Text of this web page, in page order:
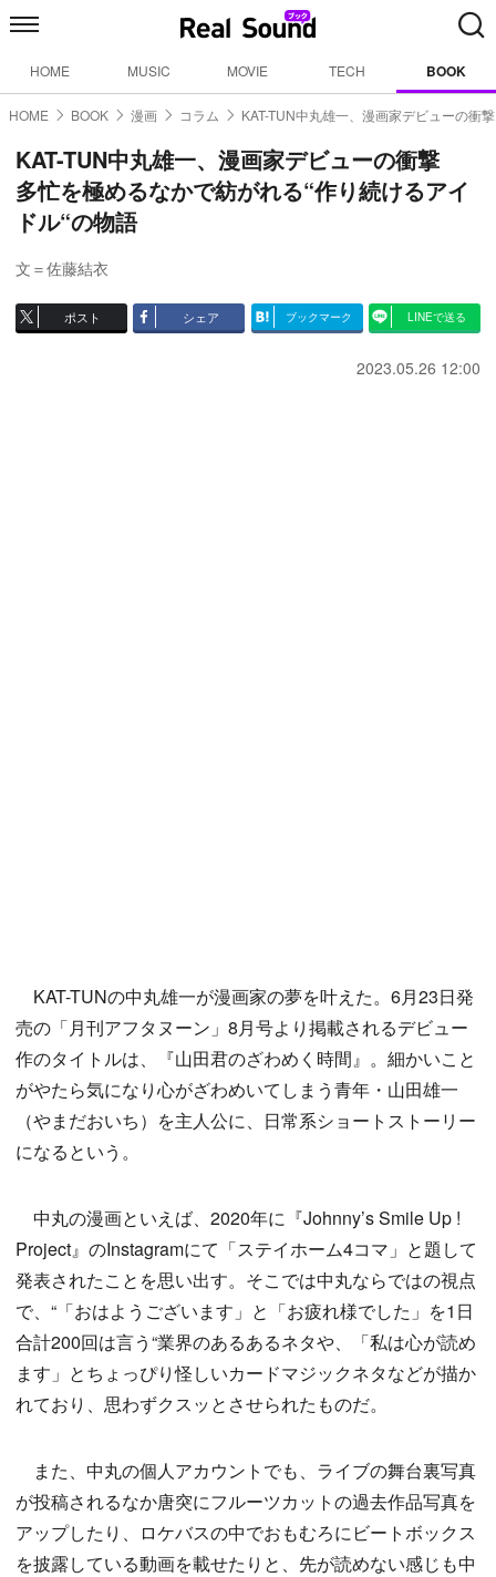
HOME MUSIC MOVIE TECH BOOK
HOME BOOK 漫画 コラム KAT-TUN中丸雄一、漫画家デビューの衝撃
KAT-TUN中丸雄一、漫画家デビューの衝撃
多忙を極めるなかで紡がれる“作り続けるアイ
ドル“の物語
文＝佐藤結衣
ポスト シェア ブックマーク LINEで送る
2023.05.26 12:00
KAT-TUNの中丸雄一が漫画家の夢を叶えた。6月23日発
売の「月刊アフタヌーン」8月号より掲載されるデビュー
作のタイトルは、『山田君のざわめく時間』。細かいこと
がやたら気になり心がざわめいてしまう青年・山田雄一
（やまだおいち）を主人公に、日常系ショートストーリー
になるという。
中丸の漫画といえば、2020年に『Johnny’s Smile Up !
Project』のInstagramにて「ステイホーム4コマ」と題して
発表されたことを思い出す。そこでは中丸ならではの視点
で、“「おはようございます」と「お疲れ様でした」を1日
合計200回は言う“業界のあるあるネタや、「私は心が読め
ます」とちょっぴり怪しいカードマジックネタなどが描か
れており、思わずクスッとさせられたものだ。
また、中丸の個人アカウントでも、ライブの舞台裏写真
が投稿されるなか唐突にフルーツカットの過去作品写真を
アップしたり、ロケバスの中でおもむろにビートボックス
を披露している動画を載せたりと、先が読めない感じも中